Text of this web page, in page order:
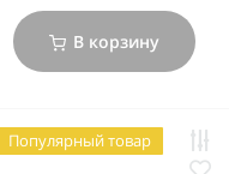
В корзину
Популярный товар